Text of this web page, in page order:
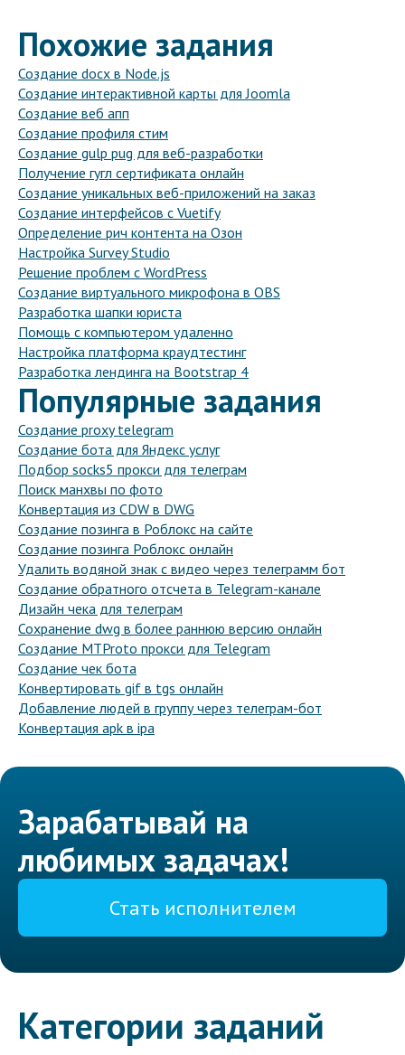
Похожие задания
Создание docx в Node.js
Создание интерактивной карты для Joomla
Создание веб апп
Создание профиля стим
Создание gulp pug для веб-разработки
Получение гугл сертификата онлайн
Создание уникальных веб-приложений на заказ
Создание интерфейсов с Vuetify
Определение рич контента на Озон
Настройка Survey Studio
Решение проблем с WordPress
Создание виртуального микрофона в OBS
Разработка шапки юриста
Помощь с компьютером удаленно
Настройка платформа краудтестинг
Разработка лендинга на Bootstrap 4
Популярные задания
Создание proxy telegram
Создание бота для Яндекс услуг
Подбор socks5 прокси для телеграм
Поиск манхвы по фото
Конвертация из CDW в DWG
Создание позинга в Роблокс на сайте
Создание позинга Роблокс онлайн
Удалить водяной знак с видео через телеграмм бот
Создание обратного отсчета в Telegram-канале
Дизайн чека для телеграм
Сохранение dwg в более раннюю версию онлайн
Создание MTProto прокси для Telegram
Создание чек бота
Конвертировать gif в tgs онлайн
Добавление людей в группу через телеграм-бот
Конвертация apk в ipa
Зарабатывай на
любимых задачах!
Стать исполнителем
Категории заданий